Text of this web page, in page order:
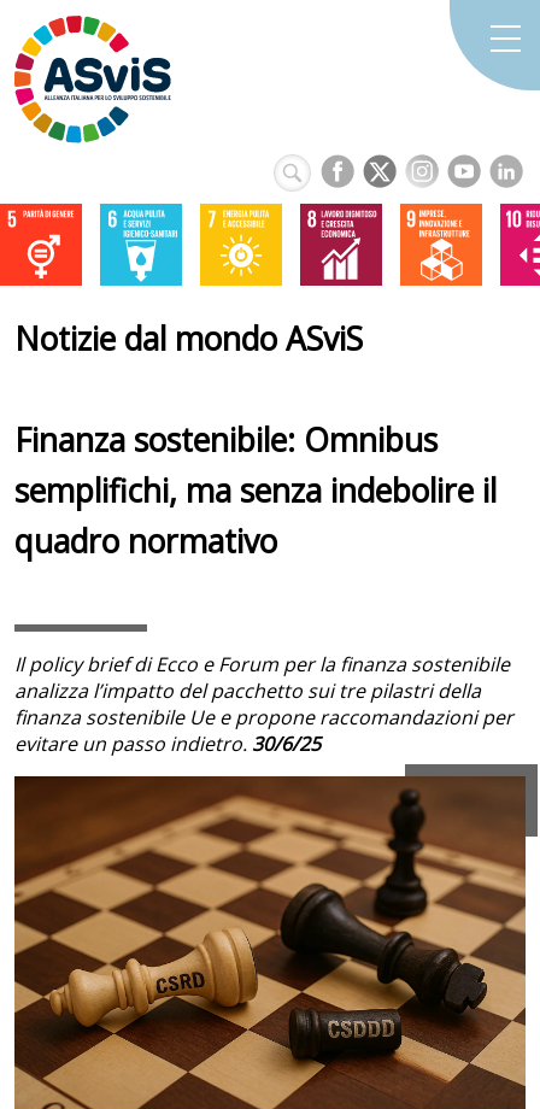
Notizie dal mondo ASviS
Finanza sostenibile: Omnibus
semplifichi, ma senza indebolire il
quadro normativo
Il policy brief di Ecco e Forum per la finanza sostenibile
analizza l’impatto del pacchetto sui tre pilastri della
finanza sostenibile Ue e propone raccomandazioni per
evitare un passo indietro. 30/6/25